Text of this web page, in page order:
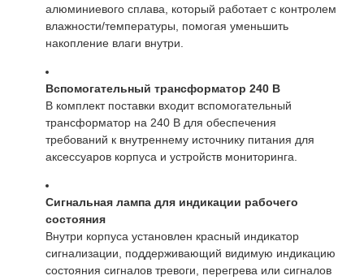
алюминиевого сплава, который работает с контролем
влажности/температуры, помогая уменьшить
накопление влаги внутри.
Вспомогательный трансформатор 240 В
В комплект поставки входит вспомогательный
трансформатор на 240 В для обеспечения
требований к внутреннему источнику питания для
аксессуаров корпуса и устройств мониторинга.
Сигнальная лампа для индикации рабочего
состояния
Внутри корпуса установлен красный индикатор
сигнализации, поддерживающий видимую индикацию
состояния сигналов тревоги, перегрева или сигналов